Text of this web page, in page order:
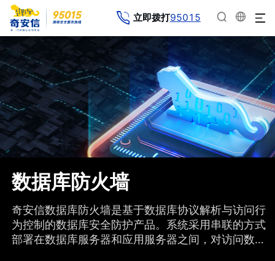
立即拨打95015
数据库防火墙
奇安信数据库防火墙是基于数据库协议解析与访问行
为控制的数据库安全防护产品。系统采用串联的方式
部署在数据库服务器和应用服务器之间，对访问数据